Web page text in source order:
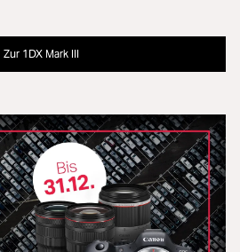
Zur 1DX Mark III